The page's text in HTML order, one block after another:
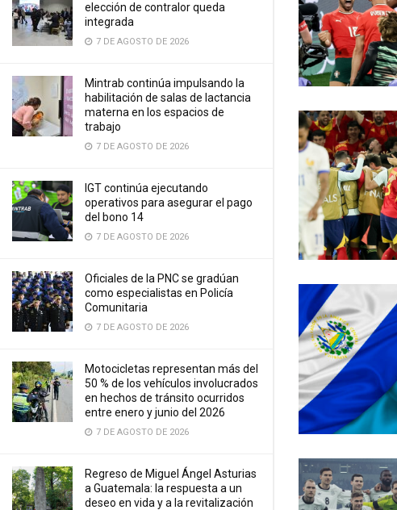
elección de contralor queda
integrada
7 DE AGOSTO DE 2026
Mintrab continúa impulsando la
habilitación de salas de lactancia
materna en los espacios de
trabajo
7 DE AGOSTO DE 2026
IGT continúa ejecutando
operativos para asegurar el pago
del bono 14
7 DE AGOSTO DE 2026
Oficiales de la PNC se gradúan
como especialistas en Policía
Comunitaria
7 DE AGOSTO DE 2026
Motocicletas representan más del
50 % de los vehículos involucrados
en hechos de tránsito ocurridos
entre enero y junio del 2026
7 DE AGOSTO DE 2026
Regreso de Miguel Ángel Asturias
a Guatemala: la respuesta a un
deseo en vida y a la revitalización